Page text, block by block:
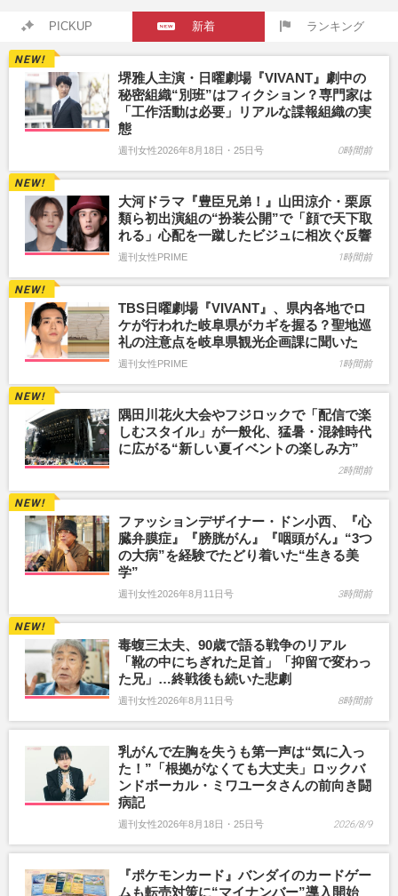
PICKUP 新着 ランキング
堺雅人主演・日曜劇場『VIVANT』劇中の
秘密組織“別班”はフィクション？専門家は
「工作活動は必要」リアルな諜報組織の実
態
週刊女性2026年8月18日・25日号 0時間前
大河ドラマ『豊臣兄弟！』山田涼介・栗原
類ら初出演組の“扮装公開”で「顔で天下取
れる」心配を一蹴したビジュに相次ぐ反響
週刊女性PRIME 1時間前
TBS日曜劇場『VIVANT』、県内各地でロ
ケが行われた岐阜県がカギを握る？聖地巡
礼の注意点を岐阜県観光企画課に聞いた
週刊女性PRIME 1時間前
隅田川花火大会やフジロックで「配信で楽
しむスタイル」が一般化、猛暑・混雑時代
に広がる“新しい夏イベントの楽しみ方”
2時間前
ファッションデザイナー・ドン小西、『心
臓弁膜症』『膀胱がん』『咽頭がん』“3つ
の大病”を経験でたどり着いた“生きる美
学”
週刊女性2026年8月11日号 3時間前
毒蝮三太夫、90歳で語る戦争のリアル
「靴の中にちぎれた足首」「抑留で変わっ
た兄」…終戦後も続いた悲劇
週刊女性2026年8月11日号 8時間前
乳がんで左胸を失うも第一声は“気に入っ
た！”「根拠がなくても大丈夫」ロックバ
ンドボーカル・ミワユータさんの前向き闘
病記
週刊女性2026年8月18日・25日号 2026/8/9
『ポケモンカード』バンダイのカードゲー
ムも転売対策に“マイナンバー”導入開始